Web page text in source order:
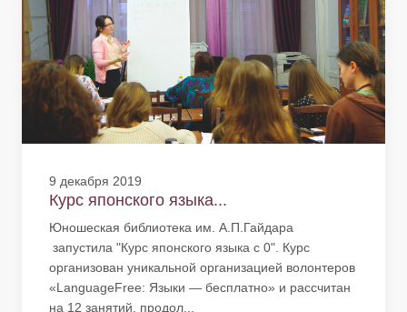
9 декабря 2019
Курс японского языка...
Юношеская библиотека им. А.П.Гайдара
запустила "Курс японского языка с 0". Курс
организован уникальной организацией волонтеров
«LanguageFree: Языки — бесплатно» и рассчитан
на 12 занятий, продол...